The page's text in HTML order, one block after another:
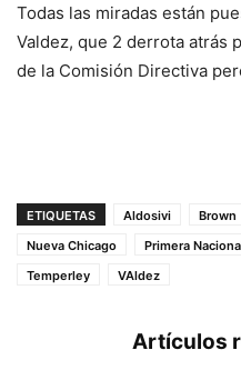
Todas las miradas están
Valdez, que 2 derrota atrás
de la Comisión Directiva
ETIQUETAS Aldosivi Brown
Nueva Chicago
Primera
Temperley
VAldez
Artículos